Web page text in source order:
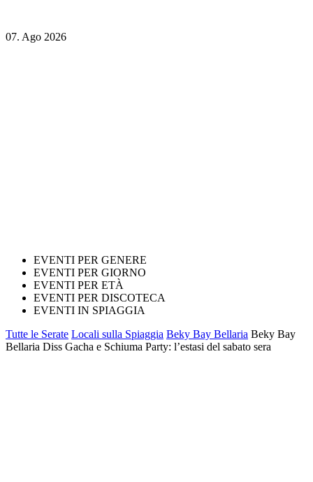
07. Ago 2026
EVENTI PER GENERE
EVENTI PER GIORNO
EVENTI PER ETÀ
EVENTI PER DISCOTECA
EVENTI IN SPIAGGIA
Tutte le Serate Locali sulla Spiaggia Beky Bay Bellaria Beky Bay
Bellaria Diss Gacha e Schiuma Party: l’estasi del sabato sera